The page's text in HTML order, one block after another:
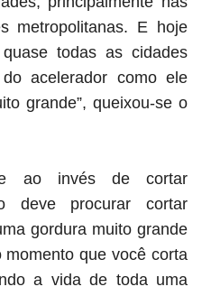
metropolitanas. E hoje
todas as cidades
acelerador como ele
grande”, queixou-se o
ao invés de cortar
deve procurar cortar
gordura muito grande
que você corta
a vida de toda uma